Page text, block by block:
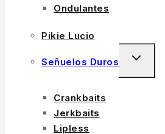
Ondulantes
Pikie Lucio
Señuelos Duros
Crankbaits
Jerkbaits
Lipless